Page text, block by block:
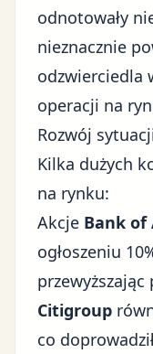
odnotowały
nieznacznie
odzwierciedla
operacji na
Rozwój
Kilka dużych
na rynku:
Akcje Bank of
ogłoszeniu
Citigroup
co